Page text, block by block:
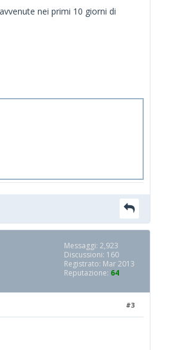
nei primi 10 giorni di
Messaggi: 2,923
Discussioni: 160
Registrato: Mar 2013
Reputazione: 64
#3